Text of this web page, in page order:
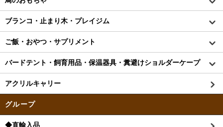
ブランコ・止まり木・プレイジム
ご飯・おやつ・サプリメント
バードテント・飼育用品・保温器具・糞避けショルダーケープ
アクリルキャリー
グループ
◆直輸入品